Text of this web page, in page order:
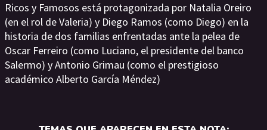
Ricos y Famosos está protagonizada por Natalia Oreiro
(en el rol de Valeria) y Diego Ramos (como Diego) en la
historia de dos familias enfrentadas ante la pelea de
Oscar Ferreiro (como Luciano, el presidente del banco
Salermo) y Antonio Grimau (como el prestigioso
académico Alberto García Méndez)